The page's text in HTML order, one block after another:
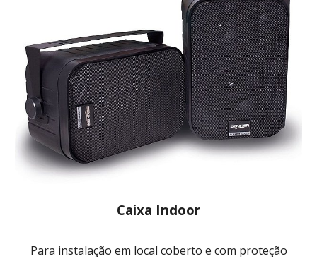
Caixa Indoor
Para instalação em local coberto e com proteção